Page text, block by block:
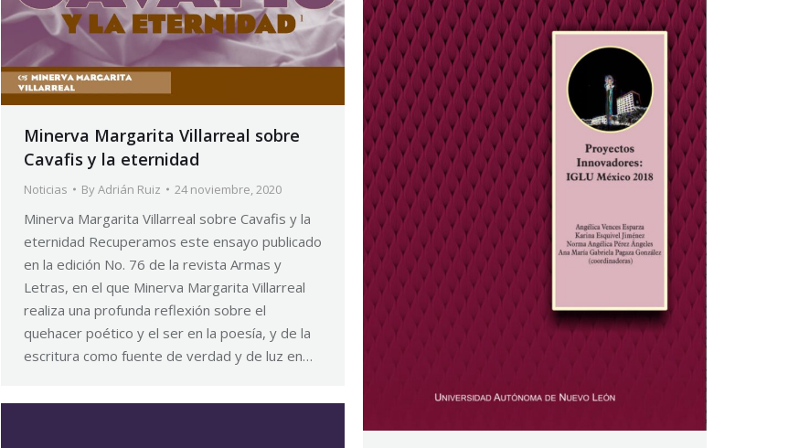
Minerva Margarita Villarreal sobre
Cavafis y la eternidad
Noticias ByAdrián Ruiz 24 noviembre, 2020
Minerva Margarita Villarreal sobre Cavafis y la
eternidad Recuperamos este ensayo publicado
en la edición No. 76 de la revista Armas y
Letras, en el que Minerva Margarita Villarreal
realiza una profunda reflexión sobre el
quehacer poético y el ser en la poesía, y de la
escritura como fuente de verdad y de luz en…